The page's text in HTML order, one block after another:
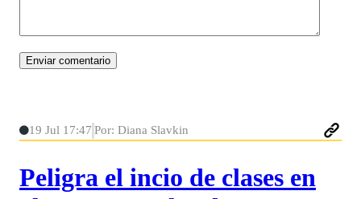
19 Jul 17:47 Por: Diana Slavkin
Peligra el incio de clases en